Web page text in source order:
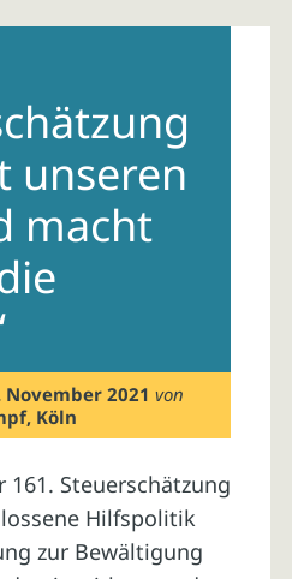
unseren
macht
November 2021 von
Köln
161. Steuerschätzung
Hilfspolitik
zur Bewältigung